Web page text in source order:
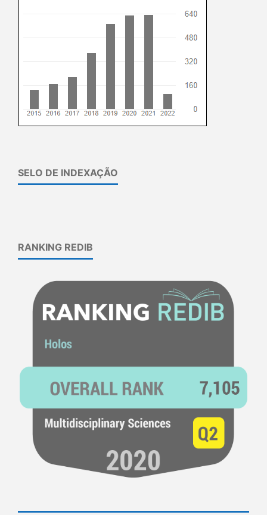
SELO DE INDEXAÇÃO
RANKING REDIB